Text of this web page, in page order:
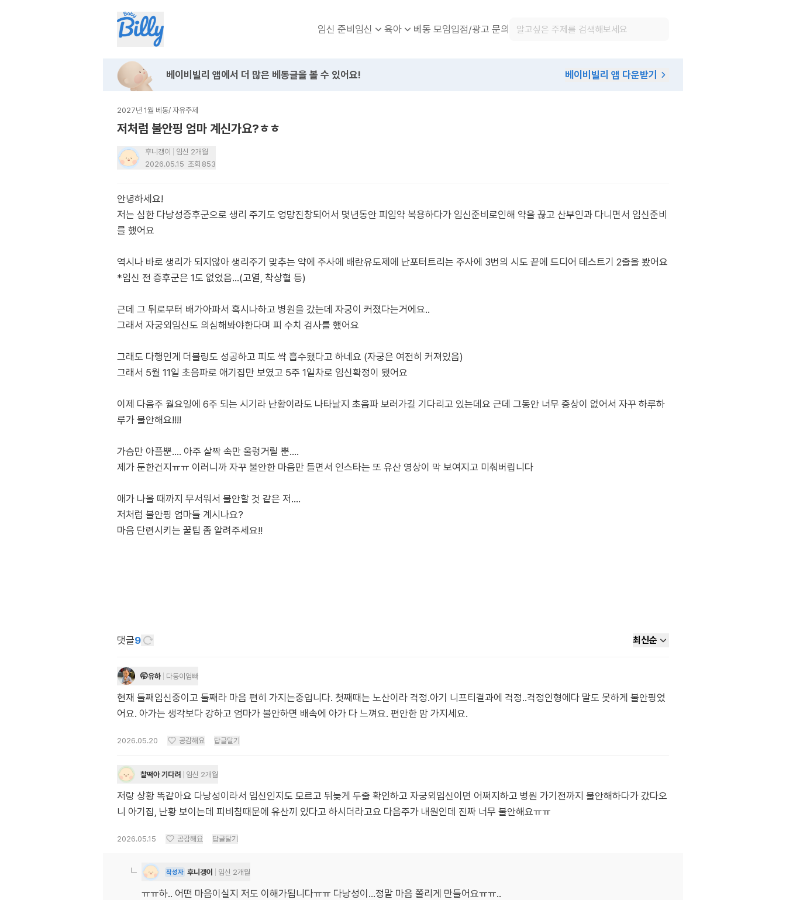
임신 준비임신 육아 베동 모임입점/광고 문의
베이비빌리 앱에서 더 많은 베동글을 볼 수 있어요! 베이비빌리 앱 다운받기
2027년 1월 베동/ 자유주제
저처럼 불안핑 엄마 계신가요?ㅎㅎ
후니갱이
임신 2개월
2026.05.15 조회 853
안녕하세요!
저는 심한 다낭성증후군으로 생리 주기도 엉망진창되어서 몇년동안 피임약 복용하다가 임신준비로인해 약을 끊고 산부인과 다니면서 임신준비
를 했어요
역시나 바로 생리가 되지않아 생리주기 맞추는 약에 주사에 배란유도제에 난포터트리는 주사에 3번의 시도 끝에 드디어 테스트기 2줄을 봤어요
*임신 전 증후군은 1도 없었음...(고열, 착상혈 등)
근데 그 뒤로부터 배가아파서 혹시나하고 병원을 갔는데 자궁이 커졌다는거에요..
그래서 자궁외임신도 의심해봐야한다며 피 수치 검사를 했어요
그래도 다행인게 더블링도 성공하고 피도 싹 흡수됐다고 하네요 (자궁은 여전히 커져있음)
그래서 5월 11일 초음파로 애기집만 보였고 5주 1일차로 임신확정이 됐어요
이제 다음주 월요일에 6주 되는 시기라 난황이라도 나타날지 초음파 보러가길 기다리고 있는데요 근데 그동안 너무 증상이 없어서 자꾸 하루하
루가 불안해요!!!!
가슴만 아플뿐.... 아주 살짝 속만 울렁거릴 뿐....
제가 둔한건지ㅠㅠ 이러니까 자꾸 불안한 마음만 들면서 인스타는 또 유산 영상이 막 보여지고 미춰버립니다
애가 나올 때까지 무서워서 불안할 것 같은 저....
저처럼 불안핑 엄마들 계시나요?
댓글9 최신순
🤭유하 다둥이엄빠
현재 둘째임신중이고 둘째라 마음 편히 가지는중입니다. 첫째때는 노산이라 걱정.아기 니프티결과에 걱정..걱정인형에다 말도 못하게 불안핑었
어요. 아가는 생각보다 강하고 엄마가 불안하면 배속에 아가 다 느껴요. 편안한 맘 가지세요.
2026.05.20 공감해요 답글달기
찰떡아 기다려 임신 2개월
저랑 상황 똑같아요 다낭성이라서 임신인지도 모르고 뒤늦게 두줄 확인하고 자궁외임신이면 어쩌지하고 병원 가기전까지 불안해하다가 갔다오
니 아기집, 난황 보이는데 피비침때문에 유산끼 있다고 하시더라고요 다음주가 내원인데 진짜 너무 불안해요ㅠㅠ
2026.05.15 공감해요 답글달기
작성자 후니갱이 임신 2개월
ㅠㅠ하.. 어떤 마음이실지 저도 이해가됩니다ㅠㅠ 다낭성이...정말 마음 쫄리게 만들어요ㅠㅠ..